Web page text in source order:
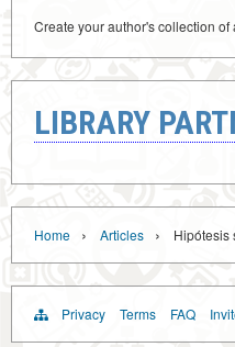
Create your author's collection
LIBRARY
Home › Articles › Hipótesis
Privacy Terms FAQ